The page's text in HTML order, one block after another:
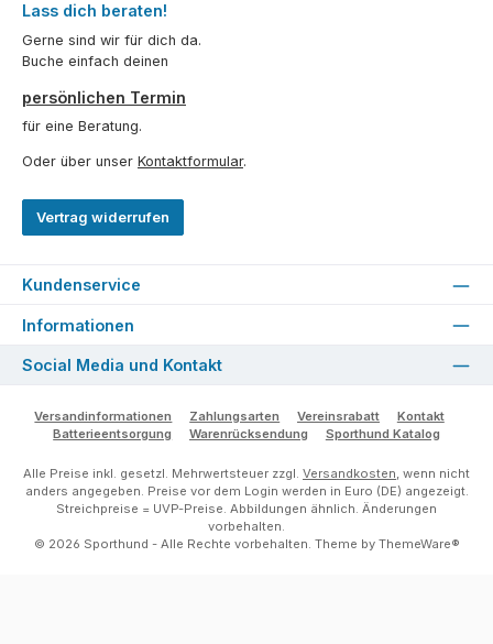
Lass dich beraten!
Gerne sind wir für dich da.
Buche einfach deinen
persönlichen Termin
für eine Beratung.
Oder über unser Kontaktformular.
Vertrag widerrufen
Kundenservice
Informationen
Social Media und Kontakt
Versandinformationen Zahlungsarten Vereinsrabatt
Kontakt
Batterieentsorgung
Warenrücksendung Sporthund Katalog
Alle Preise inkl. gesetzl. Mehrwertsteuer zzgl. Versandkosten, wenn nicht
anders angegeben. Preise vor dem Login werden in Euro (DE) angezeigt.
Streichpreise = UVP-Preise. Abbildungen ähnlich. Änderungen
vorbehalten.
© 2026 Sporthund - Alle Rechte vorbehalten. Theme by ThemeWare®